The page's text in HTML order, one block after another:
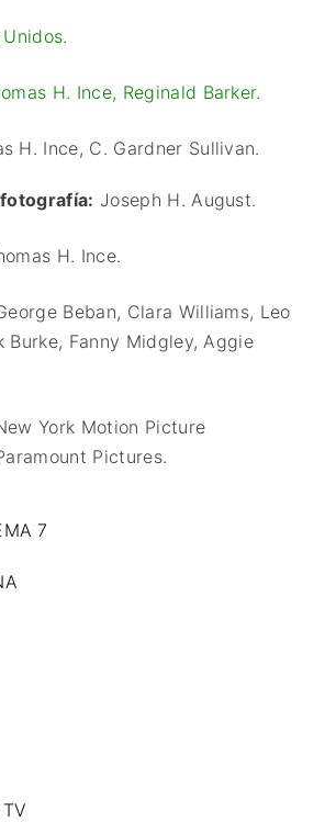
H. Ince, Reginald Barker.
H. Ince, C. Gardner Sullivan.
Joseph H. August.
H. Ince.
Beban, Clara Williams, Leo
Burke, Fanny Midgley, Aggie
York Motion Picture
Pictures.
7